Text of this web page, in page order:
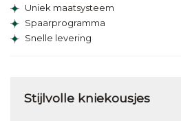
Uniek maatsysteem
Spaarprogramma
Snelle levering
Stijlvolle kniekousjes